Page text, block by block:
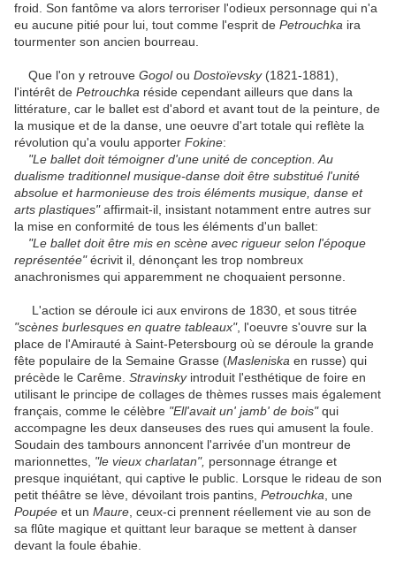
froid. Son fantôme va alors terroriser l'odieux personnage qui n'a
eu aucune pitié pour lui, tout comme l'esprit de Petrouchka ira
tourmenter son ancien bourreau.
Que l'on y retrouve Gogolou Dostoïevsky (1821-1881),
l'intérêt de Petrouchka réside cependant ailleurs que dans la
littérature, car le ballet est d'abord et avant tout de la peinture, de
la musique et de la danse, une oeuvre d'art totale qui reflète la
révolution qu'a voulu apporter Fokine:
"Le ballet doit témoigner d'une unité de conception. Au
dualisme traditionnel musique-danse doit être substitué l'unité
absolue et harmonieuse des trois éléments musique, danse et
arts plastiques"affirmait-il, insistant notamment entre autres sur
la mise en conformité de tous les éléments d'un ballet:
"Le ballet doit être mis en scène avec rigueur selon l'époque
représentée"écrivit il, dénonçant les trop nombreux
anachronismes qui apparemment ne choquaient personne.
L'action se déroule ici aux environs de 1830, et sous titrée
"scènes burlesques en quatre tableaux", l'oeuvre s'ouvre sur la
place de l'Amirauté à Saint-Petersbourg où se déroule la grande
fête populaire de la Semaine Grasse (Masleniska en russe) qui
précède le Carême. Stravinskyintroduit l'esthétique de foire en
utilisant le principe de collages de thèmes russes mais également
français, comme le célèbre "Ell'avait un' jamb' de bois"qui
accompagne les deux danseuses des rues qui amusent la foule.
Soudain des tambours annoncent l'arrivée d'un montreur de
marionnettes, "le vieux charlatan", personnage étrange et
presque inquiétant, qui captive le public. Lorsque le rideau de son
petit théâtre se lève, dévoilant trois pantins, Petrouchka , une
Poupée et un Maure , ceux-ci prennent réellement vie au son de
sa flûte magique et quittant leur baraque se mettent à danser
devant la foule ébahie.